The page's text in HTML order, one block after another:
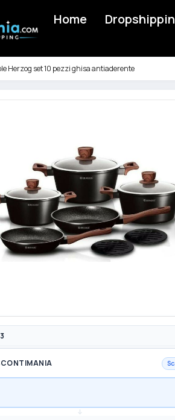
Home
Herzog set 10 pezzi ghisa antiaderente